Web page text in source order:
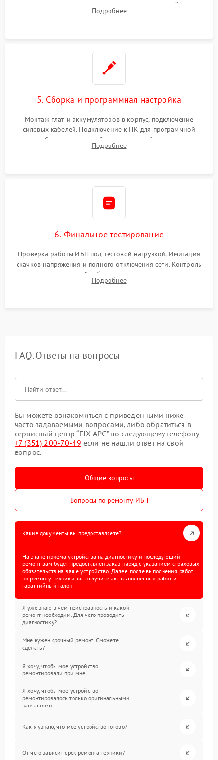
цепи зарядки и монтаж новых радиодеталей.
Восстановление поврежденных токоведущих дорожек и
Подробнее
5. Сборка и программная настройка
Монтаж плат и аккумуляторов в корпус, подключение
силовых кабелей. Подключение к ПК для программной
калибровки констант батареи, настройки порогов
срабатывания AVR и сброса счетчиков старения АКБ.
Подробнее
6. Финальное тестирование
Проверка работы ИБП под тестовой нагрузкой. Имитация
скачков напряжения и полного отключения сети. Контроль
времени автономной работы, температурного режима и
корректности формы выходного сигнала.
Подробнее
FAQ. Ответы на вопросы
Вы можете ознакомиться с приведенными ниже
часто задаваемыми вопросами, либо обратиться в
сервисный центр “FIX-APC” по следующему телефону
+7 (351) 200-70-49 если не нашли ответ на свой
вопрос.
Общие вопросы
Вопросы по ремонту ИБП
Какие документы вы предоставляете?
На этапе приема устройства на диагностику и последующий
ремонт вам будет предоставлен заказ-наряд с указанием страховых
обязательств на ваше устройство. Далее, после выполнения работ
по ремонту техники, вы получите акт выполненных работ и
гарантийный талон.
Я уже знаю в чем неисправность и какой
ремонт необходим. Для чего проводить
диагностику?
Мне нужен срочный ремонт. Сможете
сделать?
Я хочу, чтобы мое устройство
ремонтировали при мне.
Я хочу, чтобы мое устройство
ремонтировалось только оригинальными
запчастями.
Как я узнаю, что мое устройство готово?
От чего зависит срок ремонта техники?